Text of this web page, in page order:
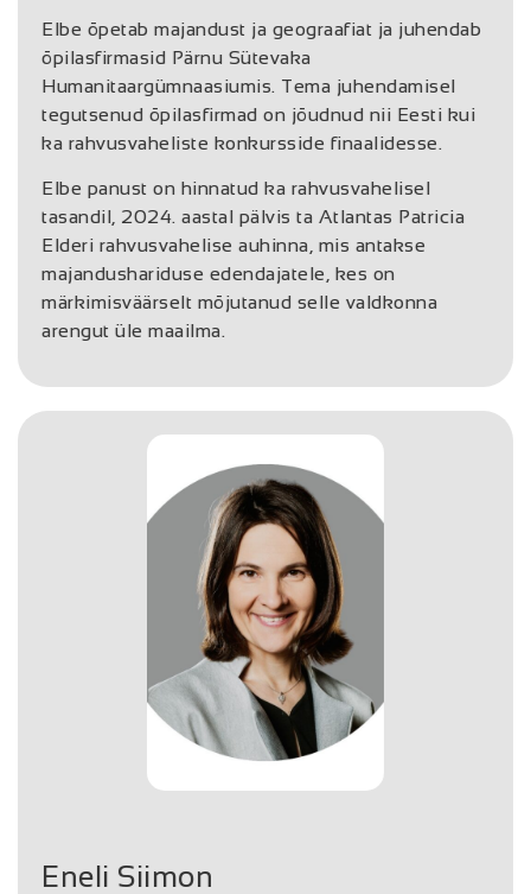
Elbe õpetab majandust ja geograafiat ja juhendab
õpilasfirmasid Pärnu Sütevaka
Humanitaargümnaasiumis. Tema juhendamisel
tegutsenud õpilasfirmad on jõudnud nii Eesti kui
ka rahvusvaheliste konkursside finaalidesse.
Elbe panust on hinnatud ka rahvusvahelisel
tasandil, 2024. aastal pälvis ta Atlantas Patricia
Elderi rahvusvahelise auhinna, mis antakse
majandushariduse edendajatele, kes on
märkimisväärselt mõjutanud selle valdkonna
arengut üle maailma.
Eneli Siimon